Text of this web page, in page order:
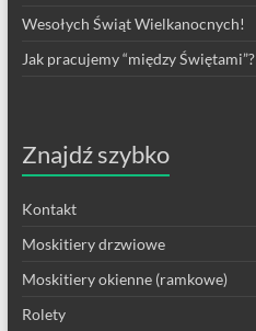
Wesołych Świąt Wielkanocnych!
Jak pracujemy “między Świętami”?
Znajdź szybko
Kontakt
Moskitiery drzwiowe
Moskitiery okienne (ramkowe)
Rolety